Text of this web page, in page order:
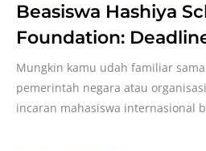
Beasiswa Hashiya
Foundation:
Mungkin kamu udah familiar
pemerintah negara atau
incaran mahasiswa internasional